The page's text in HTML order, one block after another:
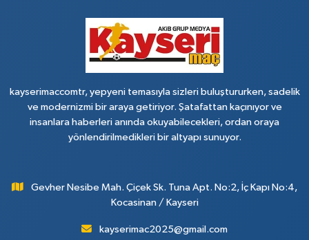
kayserimaccomtr, yepyeni temasıyla sizleri buluştururken, sadelik
ve modernizmi bir araya getiriyor. Şatafattan kaçınıyor ve
insanlara haberleri anında okuyabilecekleri, ordan oraya
yönlendirilmedikleri bir altyapı sunuyor.
Gevher Nesibe Mah. Çiçek Sk. Tuna Apt. No:2, İç Kapı No:4,
Kocasinan / Kayseri
kayserimac2025@gmail.com